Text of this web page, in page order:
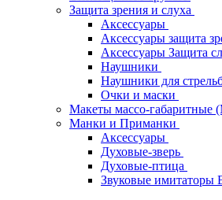
Защита зрения и слуха
Аксессуары
Аксессуары защита
Аксессуары Защита
Наушники
Наушники для
Очки и маски
Макеты массо-
Манки и Приманки
Аксессуары
Духовые-зверь
Духовые-птица
Звуковые имитаторы